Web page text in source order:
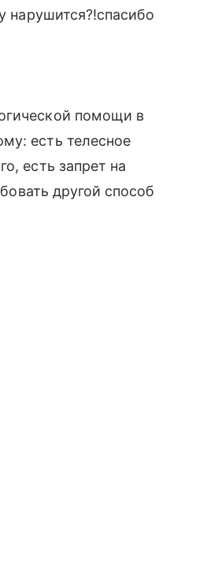
нарушится?!спасибо
помощи в
есть телесное
есть запрет на
другой способ